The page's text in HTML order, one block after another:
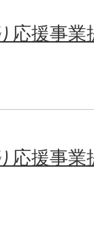
応援事業
応援事業